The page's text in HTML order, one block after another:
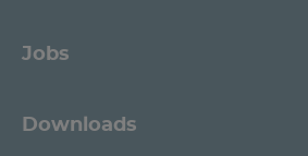
Jobs
Downloads